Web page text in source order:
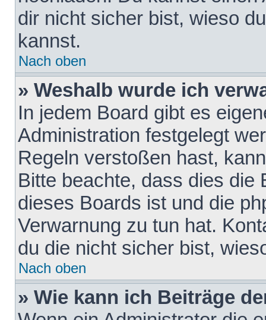
dir nicht sicher bist, wieso
kannst.
Nach oben
» Weshalb wurde ich
In jedem Board gibt es
Administration festgelegt
Regeln verstoßen hast,
Bitte beachte, dass dies die
dieses Boards ist und die
Verwarnung zu tun hat.
du die nicht sicher bist,
Nach oben
» Wie kann ich Beiträge